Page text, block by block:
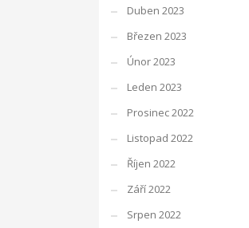
Duben 2023
Březen 2023
Únor 2023
Leden 2023
Prosinec 2022
Listopad 2022
Říjen 2022
Září 2022
Srpen 2022